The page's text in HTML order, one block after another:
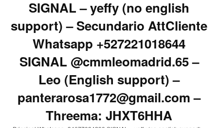
SIGNAL – yeffy (no english
support) – Secundario AttCliente
Whatsapp +527221018644
SIGNAL @cmmleomadrid.65 –
Leo (English support) –
panterarosa1772@gmail.com –
Threema: JHXT6HHA